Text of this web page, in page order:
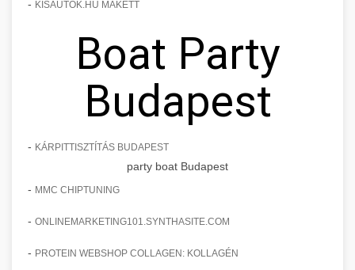
- KISAUTOK.HU MAKETT
Boat Party
Budapest
- KÁRPITTISZTÍTÁS BUDAPEST
party boat Budapest
- MMC CHIPTUNING
- ONLINEMARKETING101.SYNTHASITE.COM
- PROTEIN WEBSHOP COLLAGEN: KOLLAGÉN